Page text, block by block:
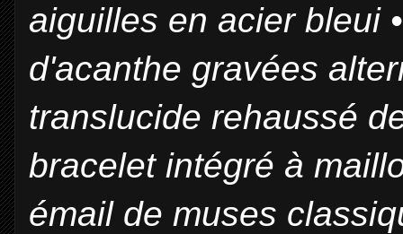
aiguilles en acier bleui
d'acanthe gravées
translucide rehaussé
bracelet intégré à
émail de muses